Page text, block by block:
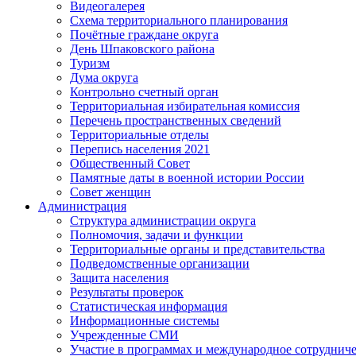
Видеогалерея
Схема территориального планирования
Почётные граждане округа
День Шпаковского района
Туризм
Дума округа
Контрольно счетный орган
Территориальная избирательная комиссия
Перечень пространственных сведений
Территориальные отделы
Перепись населения 2021
Общественный Совет
Памятные даты в военной истории России
Совет женщин
Администрация
Структура администрации округа
Полномочия, задачи и функции
Территориальные органы и представительства
Подведомственные организации
Защита населения
Результаты проверок
Статистическая информация
Информационные системы
Учрежденные СМИ
Участие в программах и международное